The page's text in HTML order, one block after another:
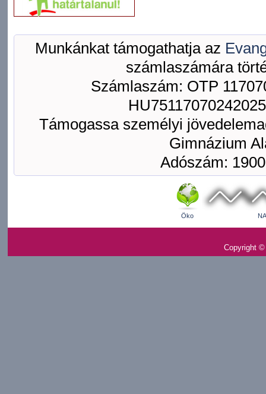
Munkánkat támogathatja az
számlaszámára
Számlaszám: OTP
Támogassa személyi
Gimnázium
Adószám:
Öko
Copyright